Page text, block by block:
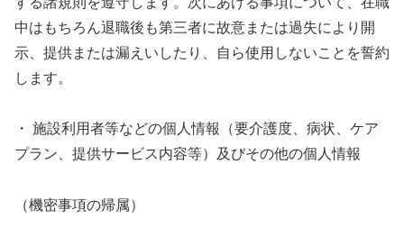
中はもちろん退職後も第三者に故意または過失により開
示、提供または漏えいしたり、自ら使用しないことを誓約
します。
・ 施設利用者等などの個人情報（要介護度、病状、ケア
プラン、提供サービス内容等）及びその他の個人情報
（機密事項の帰属）